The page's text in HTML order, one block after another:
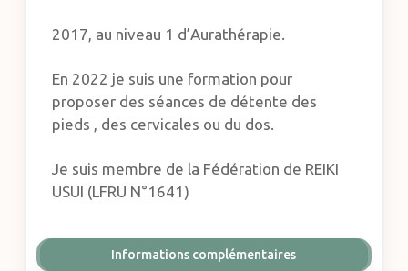
2017, au niveau 1 d’Aurathérapie.
En 2022 je suis une formation pour
proposer des séances de détente des
pieds , des cervicales ou du dos.
Je suis membre de la Fédération de REIKI
USUI (LFRU N°1641)
Informations complémentaires